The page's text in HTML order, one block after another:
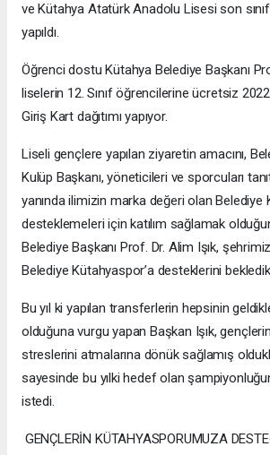
ve Kütahya Atatürk Anadolu Lisesi son
yapıldı.
Öğrenci dostu Kütahya Belediye Başkanı
liselerin 12. Sınıf öğrencilerine ücretsiz
Giriş Kart dağıtımı yapıyor.
Liseli gençlere yapılan ziyaretin amacını,
Kulüp Başkanı, yöneticileri ve sporcuları
yanında ilimizin marka değeri olan Belediye
desteklemeleri için katılım sağlamak
Belediye Başkanı Prof. Dr. Alim Işık,
Belediye Kütahyaspor’a desteklerini
Bu yıl ki yapılan transferlerin hepsinin
olduğuna vurgu yapan Başkan Işık,
streslerini atmalarına dönük sağlamış
sayesinde bu yılki hedef olan
istedi.
GENÇLERİN KÜTAHYASPORUMUZA